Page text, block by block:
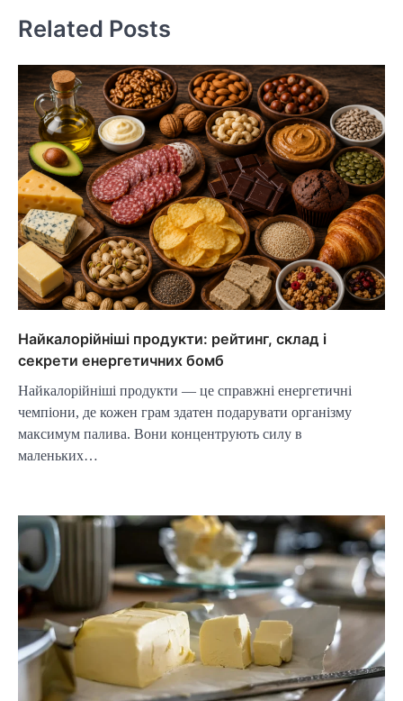
Related Posts
Найкалорійніші продукти: рейтинг, склад і
секрети енергетичних бомб
Найкалорійніші продукти — це справжні енергетичні
чемпіони, де кожен грам здатен подарувати організму
максимум палива. Вони концентрують силу в
маленьких…